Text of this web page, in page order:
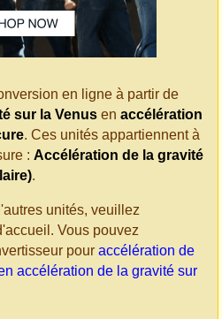
en ligne à partir de
sur la Venus en accélération
. Ces unités appartiennent à
: Accélération de la gravité
.
unités, veuillez
Vous pouvez
pour accélération de
accélération de la gravité sur